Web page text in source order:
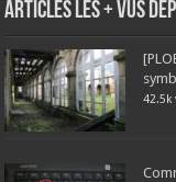
Articles les + vus
42.5k